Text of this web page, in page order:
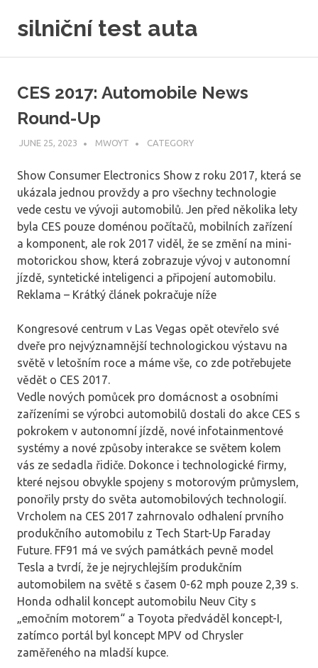
silniční test auta
CES 2017: Automobile News
Round-Up
JUNE 25, 2023 MWOYT CATEGORY
Show Consumer Electronics Show z roku 2017, která se
ukázala jednou provždy a pro všechny technologie
vede cestu ve vývoji automobilů. Jen před několika lety
byla CES pouze doménou počítačů, mobilních zařízení
a komponent, ale rok 2017 viděl, že se změní na mini-
motorickou show, která zobrazuje vývoj v autonomní
jízdě, syntetické inteligenci a připojení automobilu.
Reklama – Krátký článek pokračuje níže
Kongresové centrum v Las Vegas opět otevřelo své
dveře pro nejvýznamnější technologickou výstavu na
světě v letošním roce a máme vše, co zde potřebujete
vědět o CES 2017.
Vedle nových pomůcek pro domácnost a osobními
zařízeními se výrobci automobilů dostali do akce CES s
pokrokem v autonomní jízdě, nové infotainmentové
systémy a nové způsoby interakce se světem kolem
vás ze sedadla řidiče. Dokonce i technologické firmy,
které nejsou obvykle spojeny s motorovým průmyslem,
ponořily prsty do světa automobilových technologií.
Vrcholem na CES 2017 zahrnovalo odhalení prvního
produkčního automobilu z Tech Start-Up Faraday
Future. FF91 má ve svých památkách pevně model
Tesla a tvrdí, že je nejrychlejším produkčním
automobilem na světě s časem 0-62 mph pouze 2,39 s.
Honda odhalil koncept automobilu Neuv City s
„emočním motorem“ a Toyota předváděl koncept-I,
zatímco portál byl koncept MPV od Chrysler
zaměřeného na mladší kupce.